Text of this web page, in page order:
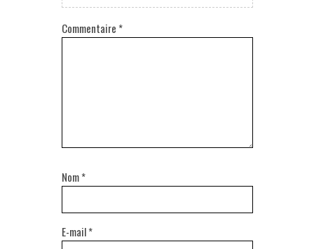
Commentaire *
Nom*
E-mail*